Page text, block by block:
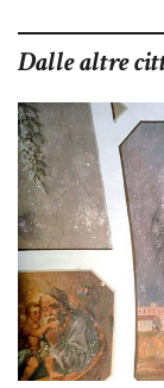
Dalle altre